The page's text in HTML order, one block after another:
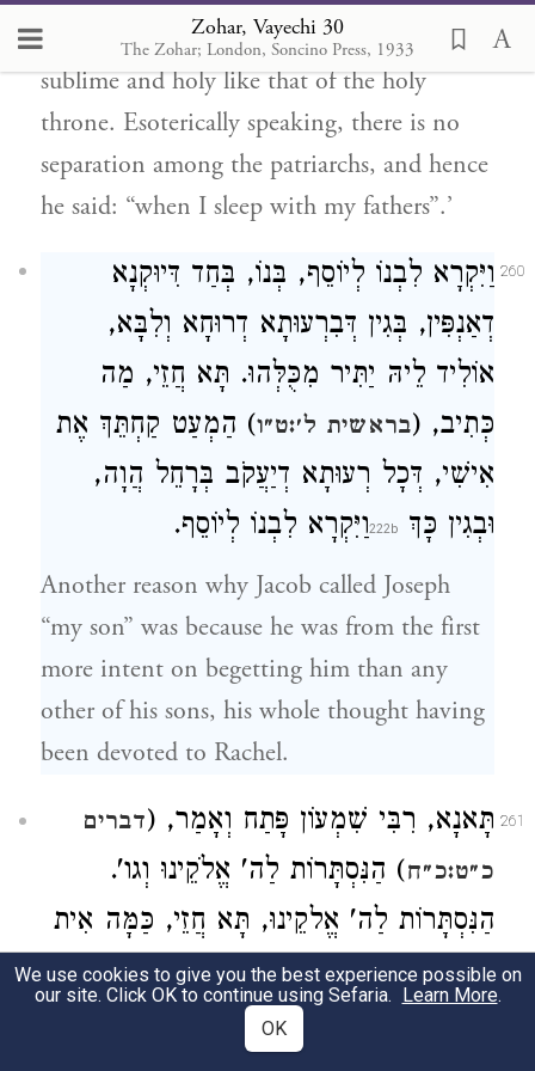
Zohar, Vayechi 30
The Zohar; London, Soncino Press, 1933
the beauty of Adam, and his form was
sublime and holy like that of the holy
throne. Esoterically speaking, there is no
separation among the patriarchs, and hence
he said: “when I sleep with my fathers”.’
260 וַיִּקְרָא לִבְנוֹ לְיוֹסֵף, בְּנוֹ, בְּחַד דִּיוּקְנָא
דְאַנְפִּין, בְּגִין דְּבִרְעוּתָא דְרוּחָא וְלִבָּא,
אוֹלִיד לֵיהּ יַתִּיר מִכֻּלְּהוּ. תָּא חֲזֵי, מַה
כְּתִיב, (בראשית ל׳:ט״ו) הַמְעַט קַחְתֵּךְ אֶת
אִישִׁי, דְּכָל רְעוּתָא דְיַעֲקֹב בְּרָחֵל הֲוָה,
וּבְגִין כָּךְ
וַיִּקְרָא לִבְנוֹ לְיוֹסֵף.
Another reason why Jacob called Joseph
“my son” was because he was from the first
more intent on begetting him than any
other of his sons, his whole thought having
been devoted to Rachel.
261 תָּאנָא, רִבִּי שִׁמְעוֹן פָּתַח וְאָמַר, (דברים
כ״ט:כ״ח) הַנִּסְתָּרוֹת לַה' אֱלֹקֵינוּ וְגו'.
הַנִּסְתָּרוֹת לַה' אֱלקֵינוּ, תָּא חֲזֵי, כַּמָּה אִית
לֵיהּ לְבַר נָשׁ לְאִזְדַּהֲרָא מֵחוֹבוֹי,
וּלְאִסְתַּכָּלָא דְּלָא יַעֲבָר עַל רְעוּתֵיהּ
We use cookies to give you the best experience possible on
our site. Click OK to continue using Sefaria. Learn More.
OK